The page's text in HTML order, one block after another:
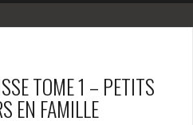
TOME 1 – PETITS
EN FAMILLE